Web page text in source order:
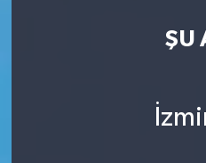
ŞU
Son Dakika Haberleri